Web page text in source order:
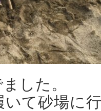
した。
いて砂場に